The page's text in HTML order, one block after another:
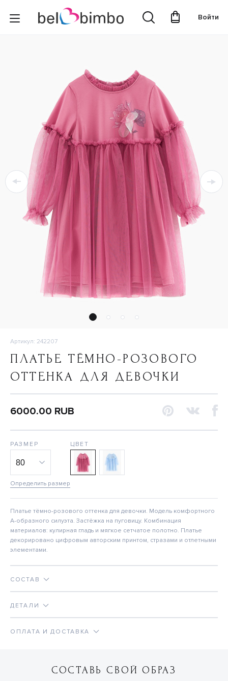
Войти
Артикул: 242207
ПЛАТЬЕ ТЁМНО-РОЗОВОГО
ОТТЕНКА ДЛЯ ДЕВОЧКИ
6000.00 RUB
РАЗМЕР
Определить размер
ЦВЕТ
Платье тёмно-розового оттенка для девочки. Модель комфортного
А-образного силуэта. Застёжка на пуговицу. Комбинация
материалов: кулирная гладь и мягкое сетчатое полотно. Платье
декорировано цифровым авторским принтом, стразами и отлетными
элементами.
СОСТАВ
ДЕТАЛИ
ОПЛАТА И ДОСТАВКА
СОСТАВЬ СВОЙ ОБРАЗ